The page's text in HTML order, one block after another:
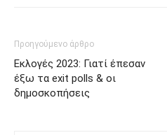
Προηγούμενο άρθρο
Εκλογές 2023: Γιατί έπεσαν
έξω τα exit polls & οι
δημοσκοπήσεις